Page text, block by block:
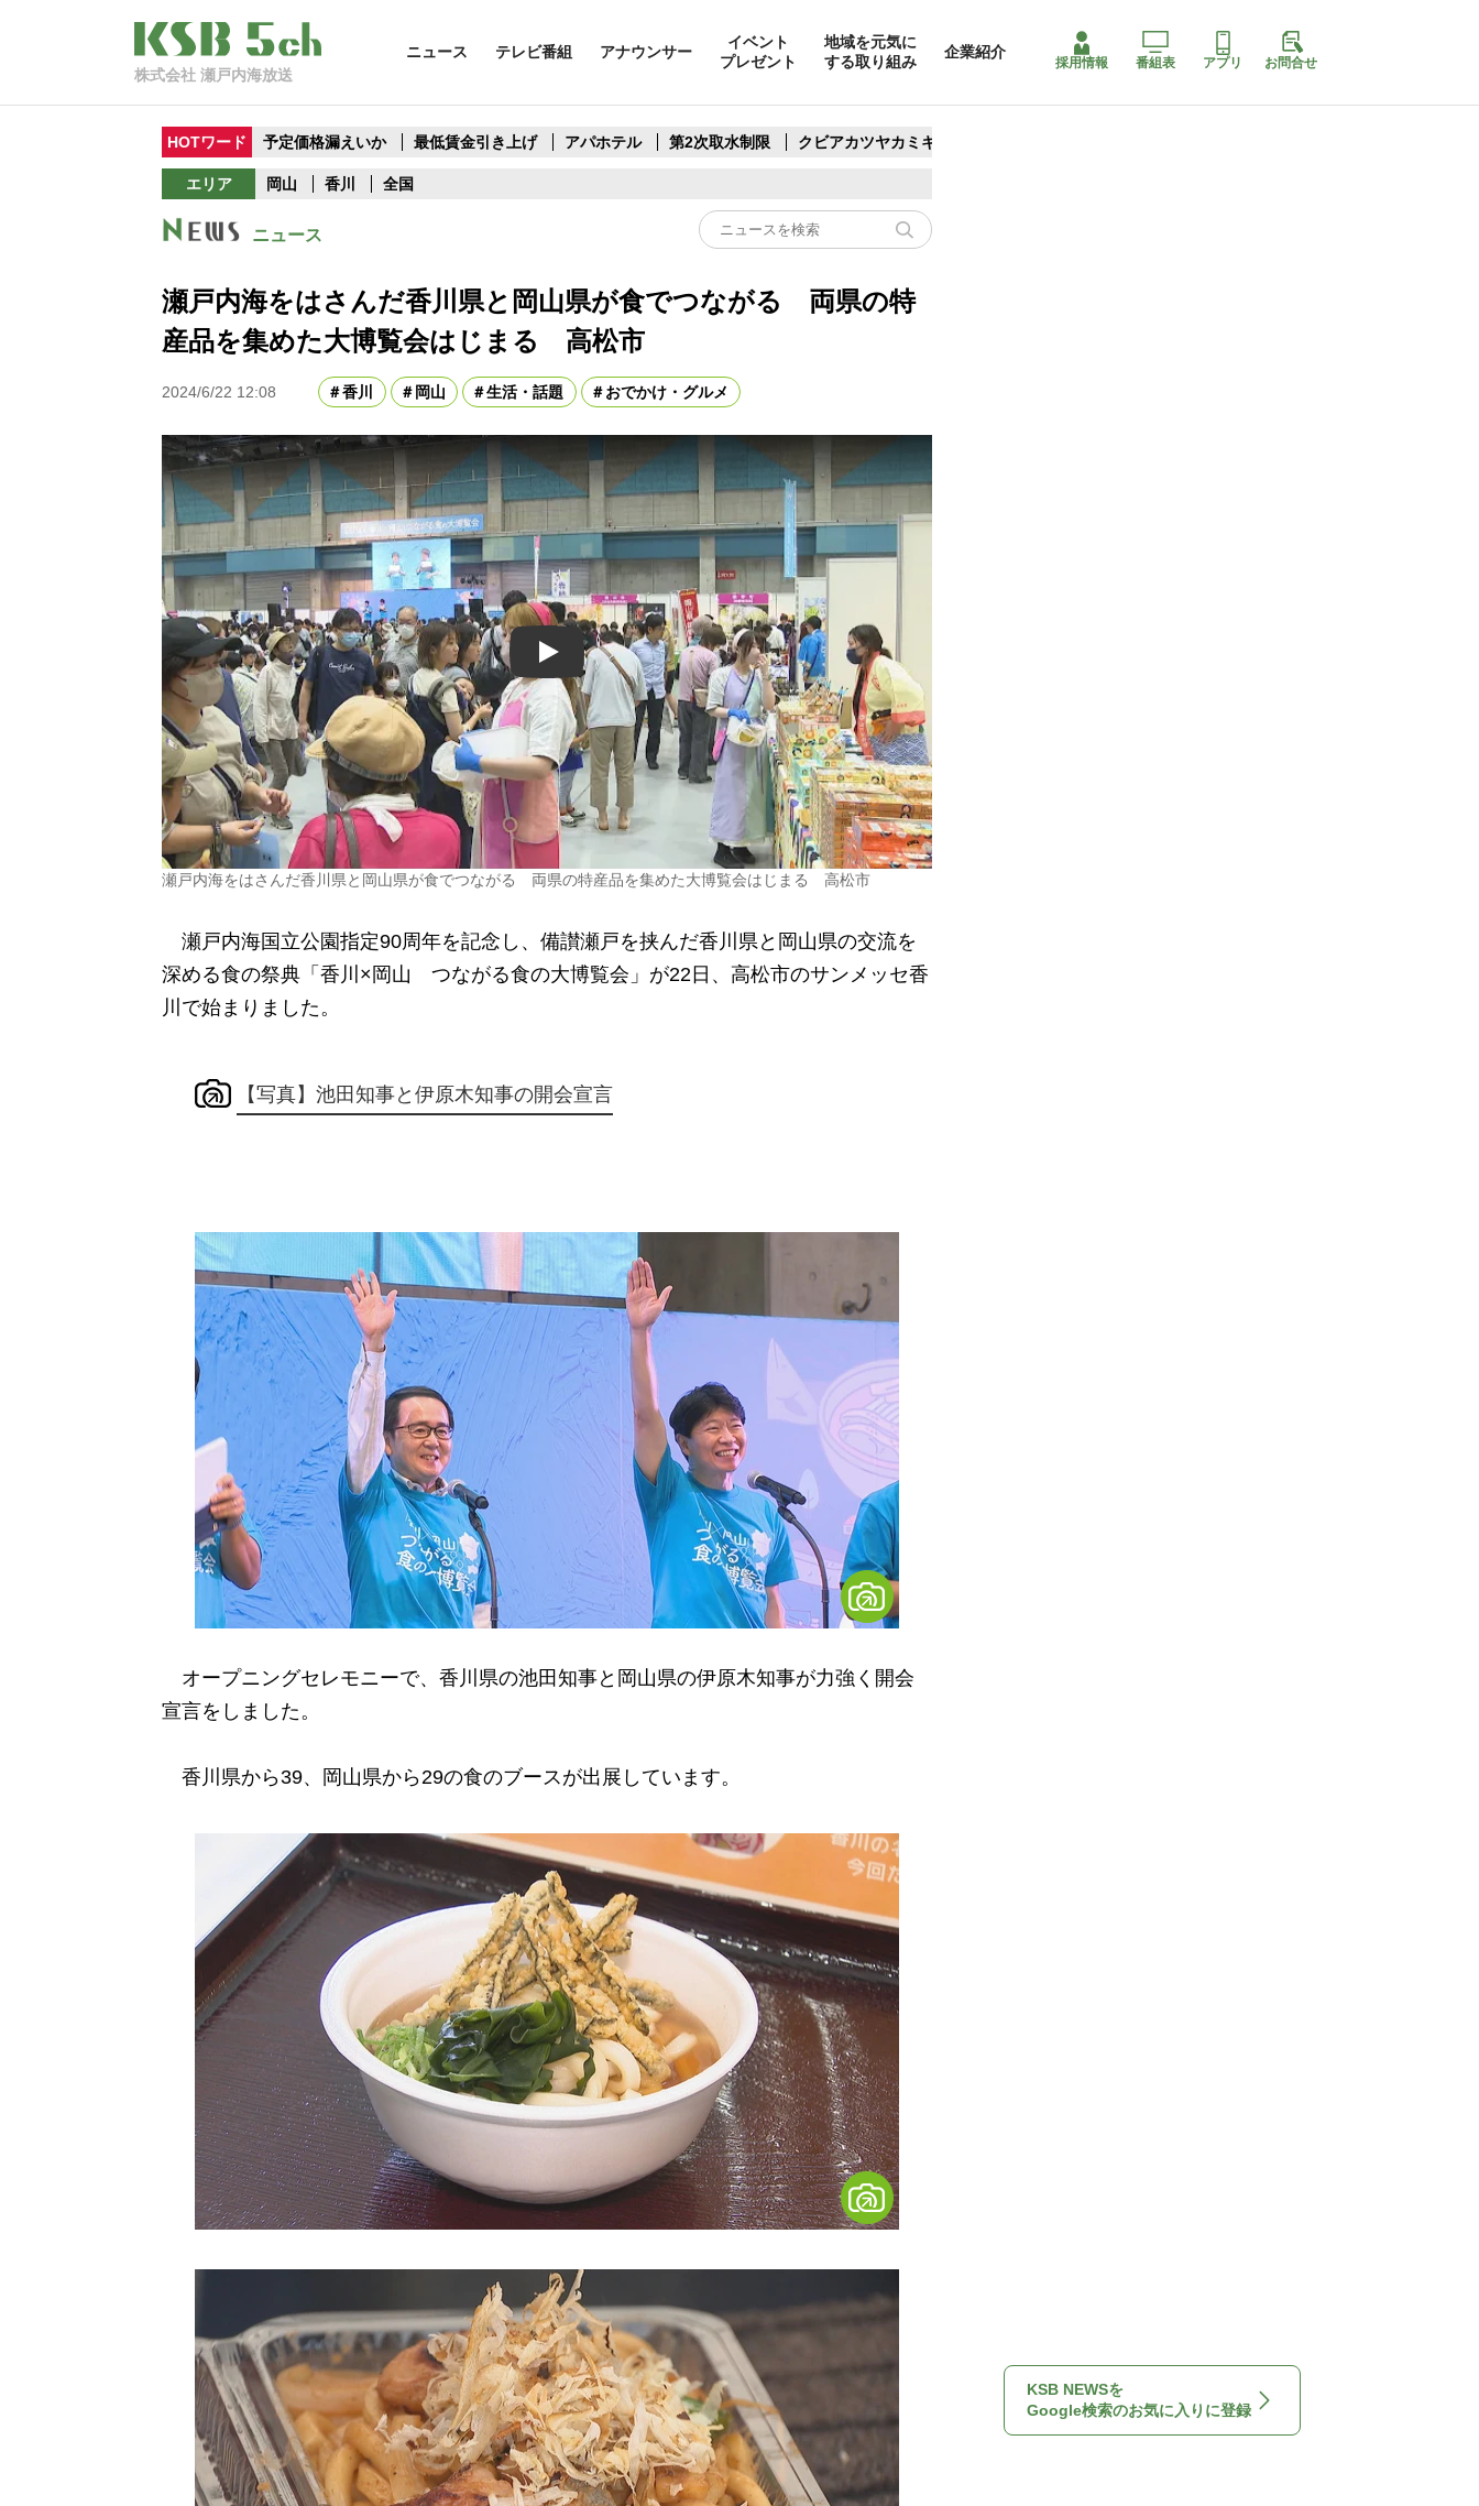
株式会社 瀬戸内海放送
ニュース テレビ番組 アナウンサー
イベント
プレゼント
地域を元気に
する取り組み
企業紹介
採用情報 番組表 アプリ お問合せ
HOTワード 予定価格漏えいか 最低賃金引き上げ アパホテル 第2次取水制限 クビアカツヤカミキリ
エリア 岡山 香川 全国
ニュース
瀬戸内海をはさんだ香川県と岡山県が食でつながる 両県の特
産品を集めた大博覧会はじまる 高松市
2024/6/22 12:08 香川 岡山 生活・話題 おでかけ・グルメ
Play
瀬戸内海をはさんだ香川県と岡山県が食でつながる 両県の特産品を集めた大博覧会はじまる 高松市
瀬戸内海国立公園指定90周年を記念し、備讃瀬戸を挟んだ香川県と岡山県の交流を
深める食の祭典「香川×岡山 つながる食の大博覧会」が22 日、高松市のサンメッセ香
川で始まりました。
【写真】池田知事と伊原木知事の開会宣言
オープニングセレモニーで、香川県の池田知事と岡山県の伊原木知事が力強く開会
宣言をしました。
香川県から39、岡山県から29の食のブースが出展しています。
KSB NEWSを
Google検索のお気に入りに登録